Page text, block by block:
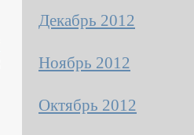
Декабрь 2012
Ноябрь 2012
Октябрь 2012